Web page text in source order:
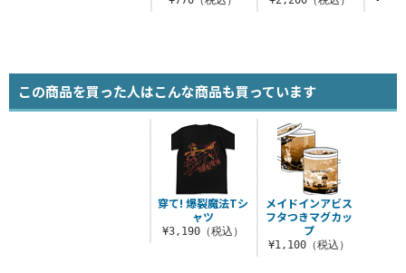
この商品を買った人はこんな商品も買っています
穿て! 爆裂魔法Tシ
ャツ
¥3,190（税込）
メイドインアビス
フタつきマグカッ
プ
¥1,100（税込）